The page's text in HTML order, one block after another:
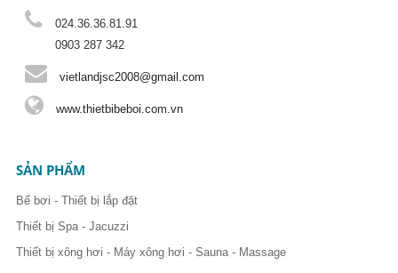
024.36.36.81.91
0903 287 342
vietlandjsc2008@gmail.com
www.thietbibeboi.com.vn
SẢN PHẨM
Bể bơi - Thiết bị lắp đặt
Thiết bị Spa - Jacuzzi
Thiết bị xông hơi - Máy xông hơi - Sauna - Massage